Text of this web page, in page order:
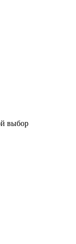
выбор